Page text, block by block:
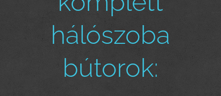
hálószoba
bútorok: